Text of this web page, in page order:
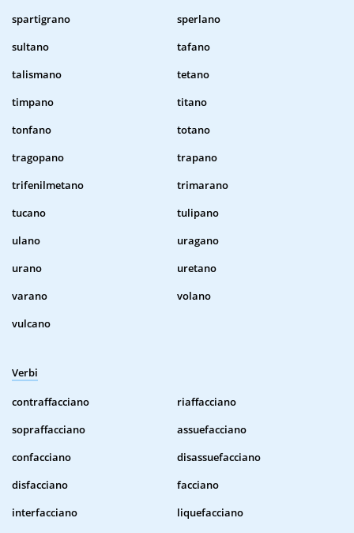
spartigrano
sperlano
sultano
tafano
talismano
tetano
timpano
titano
tonfano
totano
tragopano
trapano
trifenilmetano
trimarano
tucano
tulipano
ulano
uragano
urano
uretano
varano
volano
vulcano
Verbi
contraffacciano
riaffacciano
sopraffacciano
assuefacciano
confacciano
disassuefacciano
disfacciano
facciano
interfacciano
liquefacciano